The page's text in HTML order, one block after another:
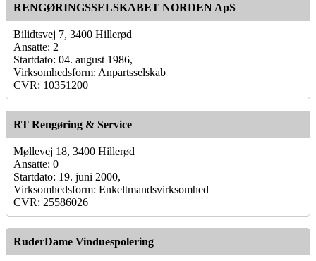
RENGØRINGSSELSKABET NORDEN ApS
Bilidtsvej 7, 3400 Hillerød
Ansatte: 2
Startdato: 04. august 1986,
Virksomhedsform: Anpartsselskab
CVR: 10351200
RT Rengøring & Service
Møllevej 18, 3400 Hillerød
Ansatte: 0
Startdato: 19. juni 2000,
Virksomhedsform: Enkeltmandsvirksomhed
CVR: 25586026
RuderDame Vinduespolering